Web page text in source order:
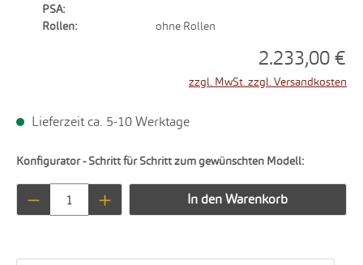
PSA:
Rollen: ohne Rollen
2.233,00 €
zzgl. MwSt. zzgl. Versandkosten
Lieferzeit ca. 5-10 Werktage
Konfigurator - Schritt für Schritt zum gewünschten Modell:
Produkt Anzahl: Gib den gewünschten
In den Warenkorb